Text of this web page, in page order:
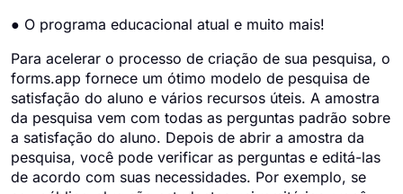
● O programa educacional atual e muito mais!
Para acelerar o processo de criação de sua pesquisa, o
forms.app fornece um ótimo modelo de pesquisa de
satisfação do aluno e vários recursos úteis. A amostra
da pesquisa vem com todas as perguntas padrão sobre
a satisfação do aluno. Depois de abrir a amostra da
pesquisa, você pode verificar as perguntas e editá-las
de acordo com suas necessidades. Por exemplo, se